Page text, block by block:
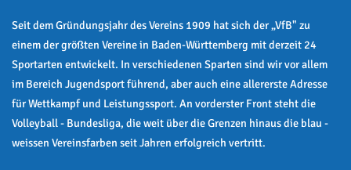
Seit dem Gründungsjahr des Vereins 1909 hat sich der „VfB" zu
einem der größten Vereine in Baden-Württemberg mit derzeit 24
Sportarten entwickelt. In verschiedenen Sparten sind wir vor allem
im Bereich Jugendsport führend, aber auch eine allererste Adresse
für Wettkampf und Leistungssport. An vorderster Front steht die
Volleyball - Bundesliga, die weit über die Grenzen hinaus die blau -
weissen Vereinsfarben seit Jahren erfolgreich vertritt.